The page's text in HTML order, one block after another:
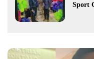
Sport